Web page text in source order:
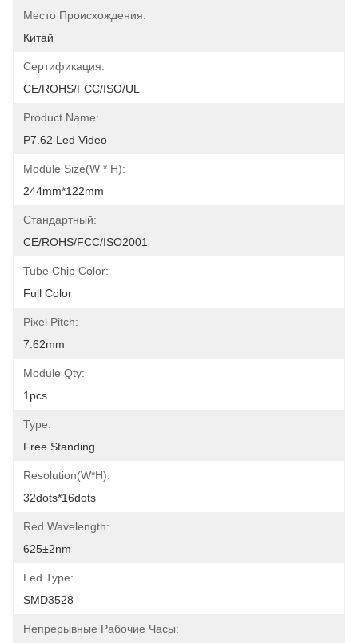
Место Происхождения:
Китай
Сертификация:
CE/ROHS/FCC/ISO/UL
Product Name:
P7.62 Led Video
Module Size(W * H):
244mm*122mm
Стандартный:
CE/ROHS/FCC/ISO2001
Tube Chip Color:
Full Color
Pixel Pitch:
7.62mm
Module Qty:
1pcs
Type:
Free Standing
Resolution(W*H):
32dots*16dots
Red Wavelength:
625±2nm
Led Type:
SMD3528
Непрерывные Рабочие Часы: